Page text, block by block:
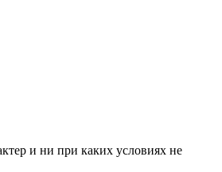
и ни при каких условиях не